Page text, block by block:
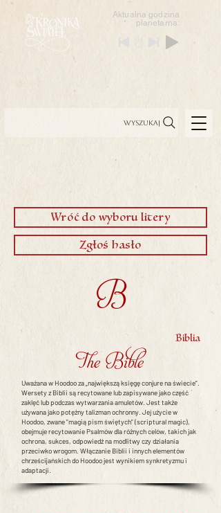
Aktualna godzina
planetarna:
Wyszukaj
Wróć do wyboru litery
Zgłoś hasło
B
Biblia
The Bible
Uważana w Hoodoo za „największą księgę conjure na świecie”.
Wersety z Biblii są recytowane lub zapisywane jako część
zaklęć lub podczas wytwarzania amuletów. Jest także
używana jako potężny talizman ochronny. Jej użycie w
Hoodoo, zwane "magią pism świętych" (scriptural magic),
obejmuje recytowanie Psalmów dla różnych celów, takich jak
ochrona, sukces, odpowiedź na modlitwy czy działania
przeciwko wrogom. Włączanie Biblii i innych elementów
chrześcijańskich do Hoodoo jest wynikiem synkretyzmu i
adaptacji.